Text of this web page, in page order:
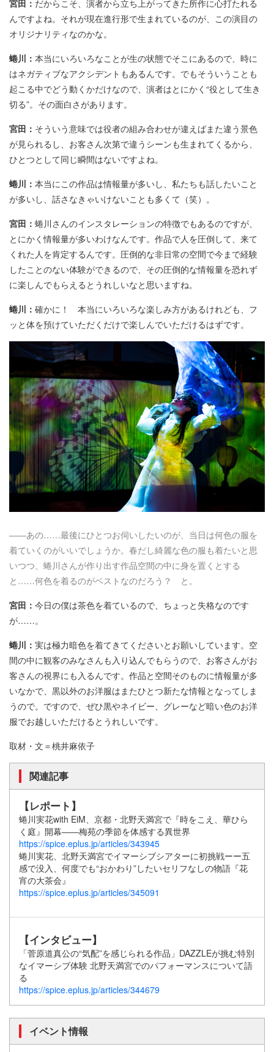
宮田： だからこそ、演者から立ち上がってきた所作に心打たれる
んですよね。それが現在進行形で生まれているのが、この演目の
オリジナリティなのかな。
蜷川： 本当にいろいろなことが生の状態でそこにあるので、時に
はネガティブなアクシデントもあるんです。でもそういうことも
起こる中でどう動くかだけなので、演者はとにかく“役として生き
切る”。その面白さがあります。
宮田： そういう意味では役者の組み合わせが違えばまた違う景色
が見られるし、お客さん次第で違うシーンも生まれてくるから、
ひとつとして同じ瞬間はないですよね。
蜷川： 本当にこの作品は情報量が多いし、私たちも話したいこと
が多いし、話さなきゃいけないことも多くて（笑）。
宮田： 蜷川さんのインスタレーションの特徴でもあるのですが、
とにかく情報量が多いわけなんです。作品で人を圧倒して、来て
くれた人を肯定するんです。圧倒的な非日常の空間で今まで経験
したことのない体験ができるので、その圧倒的な情報量を恐れず
に楽しんでもらえるとうれしいなと思いますね。
蜷川： 確かに！ 本当にいろいろな楽しみ方があるけれども、フ
ッと体を預けていただくだけで楽しんでいただけるはずです。
――あの……最後にひとつお伺いしたいのが、当日は何色の服を
着ていくのがいいでしょうか。春だし綺麗な色の服も着たいと思
いつつ、蜷川さんが作り出す作品空間の中に身を置くとする
と……何色を着るのがベストなのだろう？ と。
宮田： 今日の僕は茶色を着ているので、ちょっと失格なのです
が……。
蜷川： 実は極力暗色を着てきてくださいとお願いしています。空
間の中に観客のみなさんも入り込んでもらうので、お客さんがお
客さんの視界にも入るんです。作品と空間そのものに情報量が多
いなかで、黒以外のお洋服はまたひとつ新たな情報となってしま
うので。ですので、ぜひ黒やネイビー、グレーなど暗い色のお洋
服でお越しいただけるとうれしいです。
取材・文＝桃井麻依子
関連記事
【レポート】
蜷川実花with EiM、京都・北野天満宮で『時をこえ、華ひら
く庭』開幕――梅苑の季節を体感する異世界
https://spice.eplus.jp/articles/343945
蜷川実花、北野天満宮でイマーシブシアターに初挑戦ーー五
感で没入、何度でも“おかわり”したいセリフなしの物語『花
宵の大茶会』
https://spice.eplus.jp/articles/345091
【インタビュー】
「菅原道真公の“気配”を感じられる作品」DAZZLEが挑む特別
なイマーシブ体験 北野天満宮でのパフォーマンスについて語
る
https://spice.eplus.jp/articles/344679
イベント情報